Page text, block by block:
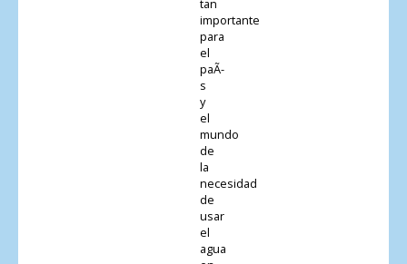
tan
importante
para
el
paÃ­
s
y
el
mundo
de
la
necesidad
de
usar
el
agua